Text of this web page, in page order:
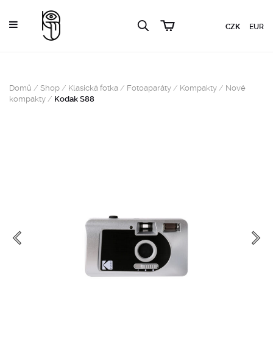
CZK EUR
Domů / Shop / Klasická fotka / Fotoaparáty / Kompakty / Nové
kompakty / Kodak S88